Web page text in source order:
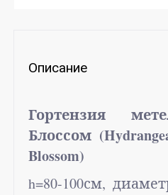
Описание
Гортензия
Блоссом (
Blossom)
h=80-100см,